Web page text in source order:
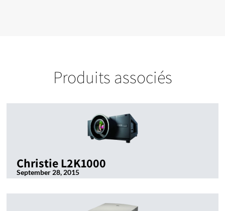
Produits associés
Christie L2K1000
September 28, 2015